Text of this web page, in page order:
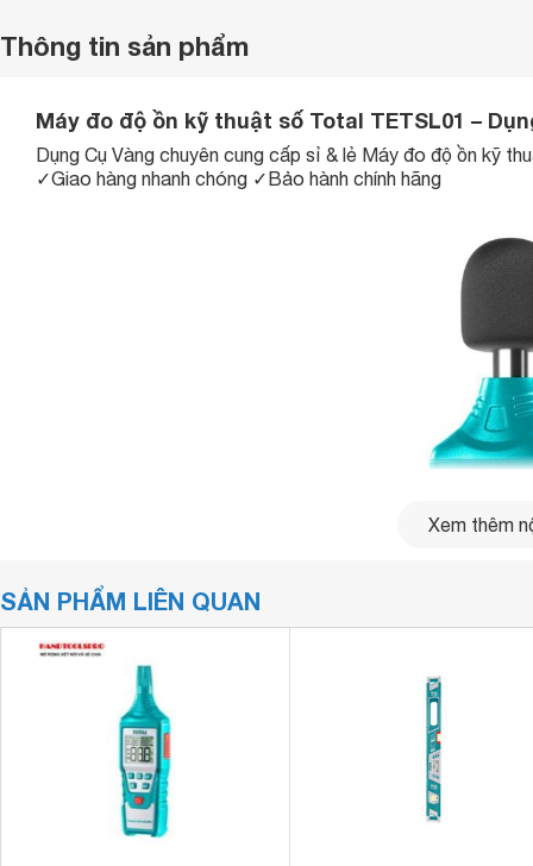
Thông tin sản phẩm
Máy đo độ ồn kỹ thuật số Total TETSL01 –
Dụng Cụ Vàng chuyên cung cấp sỉ & lẻ Máy đo độ ồn kỹ
✓Giao hàng nhanh chóng ✓Bảo hành chính hãng
Xem thêm
SẢN PHẨM LIÊN QUAN